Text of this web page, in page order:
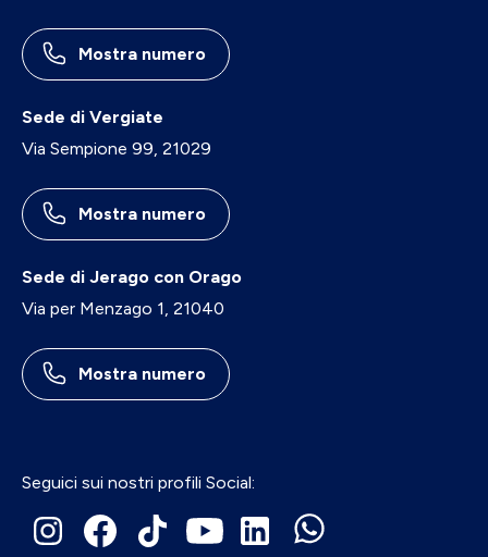
Mostra numero
Sede di Vergiate
Via Sempione 99, 21029
Mostra numero
Sede di Jerago con Orago
Via per Menzago 1, 21040
Mostra numero
Seguici sui nostri profili Social: